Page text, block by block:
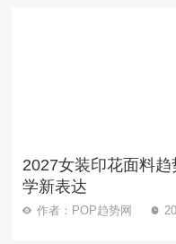
2027女装印花面料
学新表达
作者：POP趋势网